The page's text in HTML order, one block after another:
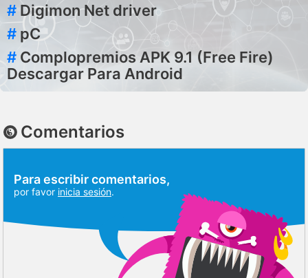
# Digimon Net driver
# pC
# Complopremios APK 9.1 (Free Fire)
Descargar Para Android
Comentarios
Para escribir comentarios,
por favor inicia sesión.